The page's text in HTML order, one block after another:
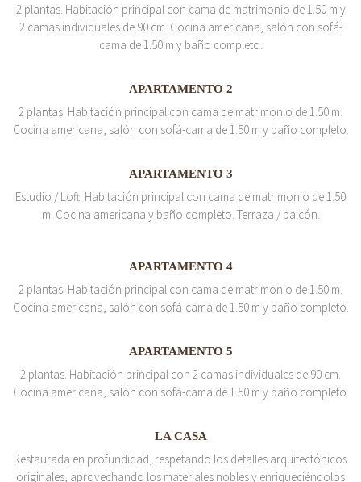
2 plantas. Habitación principal con cama de matrimonio de 1.50 m y
2 camas individuales de 90 cm. Cocina americana, salón con sofá-
cama de 1.50 m y baño completo.
APARTAMENTO 2
2 plantas. Habitación principal con cama de matrimonio de 1.50 m.
Cocina americana, salón con sofá-cama de 1.50 m y baño completo.
APARTAMENTO 3
Estudio / Loft. Habitación principal con cama de matrimonio de 1.50
m. Cocina americana y baño completo. Terraza / balcón.
APARTAMENTO 4
2 plantas. Habitación principal con cama de matrimonio de 1.50 m.
Cocina americana, salón con sofá-cama de 1.50 m y baño completo.
APARTAMENTO 5
2 plantas. Habitación principal con 2 camas individuales de 90 cm.
Cocina americana, salón con sofá-cama de 1.50 m y baño completo.
LA CASA
Restaurada en profundidad, respetando los detalles arquitectónicos
originales, aprovechando los materiales nobles y enriqueciéndolos